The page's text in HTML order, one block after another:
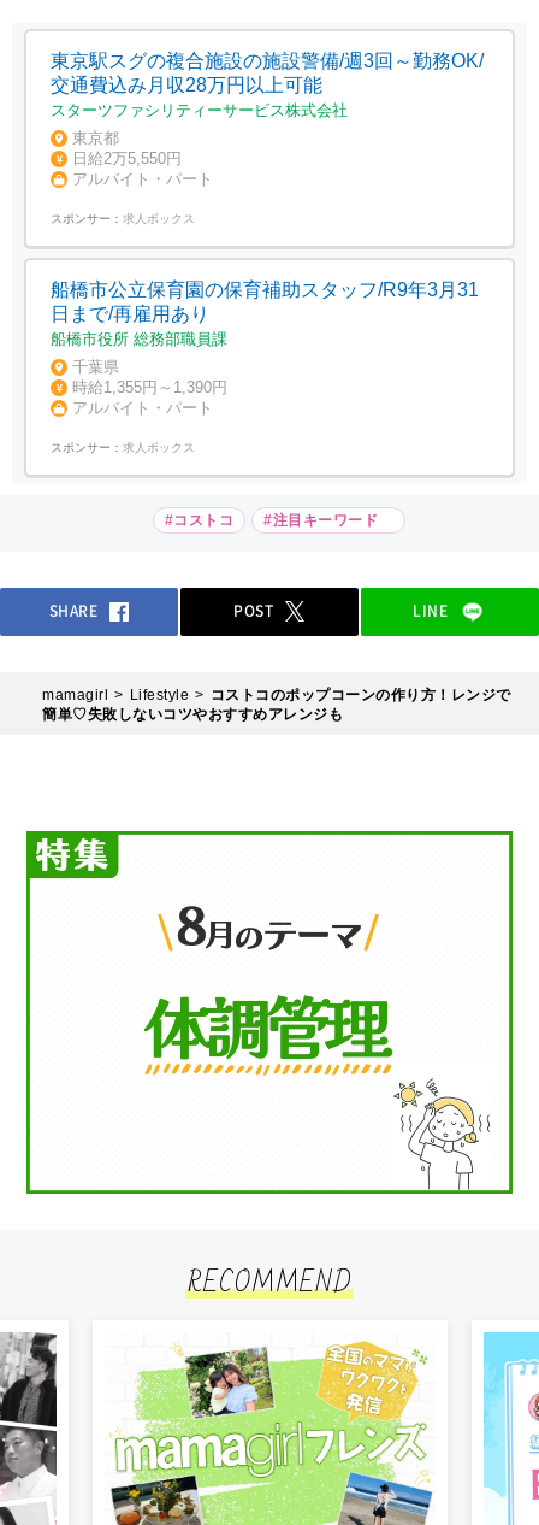
東京駅スグの複合施設の施設警備/週3回～勤務OK/
交通費込み月収28万円以上可能
スターツファシリティーサービス株式会社
東京都
日給2万5,550円
アルバイト・パート
スポンサー： 求人ボックス
船橋市公立保育園の保育補助スタッフ/R9年3月31
日まで/再雇用あり
船橋市役所 総務部職員課
千葉県
時給1,355円～1,390円
アルバイト・パート
スポンサー： 求人ボックス
#コストコ #注目キーワード
SHARE POST LINE
mamagirl Lifestyle
コストコのポップコーンの作り方！レンジで
簡単♡失敗しないコツやおすすめアレンジも
RECOMMEND